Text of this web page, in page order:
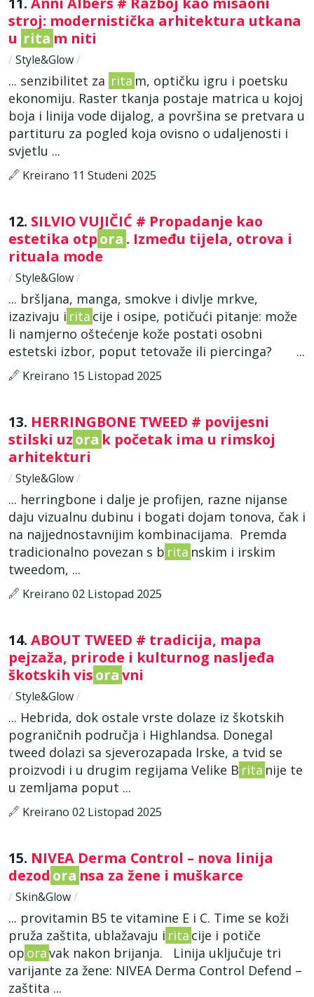
stroj: modernistička arhitektura utkana
u rita m niti
/ Style&Glow/
... senzibilitet za rita m, optičku igru i poetsku
ekonomiju. Raster tkanja postaje matrica u kojoj
boja i linija vode dijalog, a površina se pretvara u
partituru za pogled koja ovisno o udaljenosti i
svjetlu ...
Kreirano 11 Studeni 2025
12. SILVIO VUJIČIĆ # Propadanje kao
estetika otpora . Između tijela, otrova i
rituala mode
/ Style&Glow/
... bršljana, manga, smokve i divlje mrkve,
izazivaju i rita cije i osipe, potičući pitanje: može
li namjerno oštećenje kože postati osobni
estetski izbor, poput tetovaže ili piercinga? ...
Kreirano 15 Listopad 2025
13. HERRINGBONE TWEED # povijesni
stilski uzora k početak ima u rimskoj
arhitekturi
/ Style&Glow/
... herringbone i dalje je profijen, razne nijanse
daju vizualnu dubinu i bogati dojam tonova, čak i
na najjednostavnijim kombinacijama. Premda
tradicionalno povezan s b rita nskim i irskim
tweedom, ...
Kreirano 02 Listopad 2025
14. ABOUT TWEED # tradicija, mapa
pejzaža, prirode i kulturnog nasljeđa
škotskih visoravni
/ Style&Glow/
... Hebrida, dok ostale vrste dolaze iz škotskih
pograničnih područja i Highlandsa. Donegal
tweed dolazi sa sjeverozapada Irske, a tvid se
proizvodi i u drugim regijama Velike B rita nije te
u zemljama poput ...
Kreirano 02 Listopad 2025
15. NIVEA Derma Control – nova linija
dezod ora nsa za žene i muškarce
/ Skin&Glow/
... provitamin B5 te vitamine E i C. Time se koži
pruža zaštita, ublažavaju i rita cije i potiče
op oravak nakon brijanja. Linija uključuje tri
varijante za žene: NIVEA Derma Control Defend –
zaštita ...